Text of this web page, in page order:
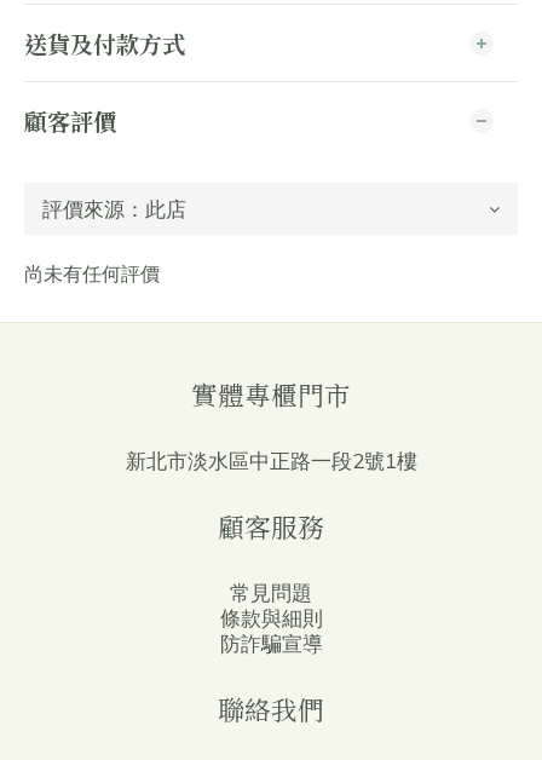
送貨及付款方式
顧客評價
尚未有任何評價
實體專櫃門市
新北市淡水區中正路一段2號1樓
顧客服務
常見問題
條款與細則
防詐騙宣導
聯絡我們